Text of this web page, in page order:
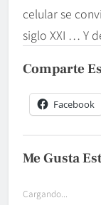
celular se
siglo XXI … Y
Comparte
Facebook
Me Gusta
Cargando...